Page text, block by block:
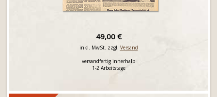
49,00 €
inkl. MwSt. zzgl. Versand
versandfertig innerhalb
1-2 Arbeitstage